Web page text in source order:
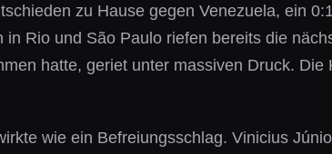
zu Hause gegen Venezuela, ein
Rio und São Paulo riefen bereits die
hatte, geriet unter massiven Druck. Die
wie ein Befreiungsschlag. Vinicius